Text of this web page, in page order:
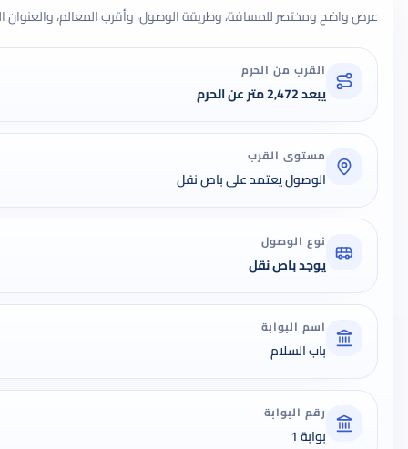
عرض واضح ومختصر للمسافة، وطريقة الوصول، وأقرب المعالم، والعنوان
القرب من الحرم
يبعد 2,472 متر عن الحرم
مستوى القرب
الوصول يعتمد على باص نقل
نوع الوصول
يوجد باص نقل
اسم البوابة
باب السلام
رقم البوابة
بوابة 1